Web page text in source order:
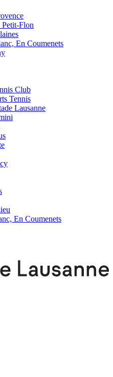
Flon
En Coumenets
Club
Tennis
Lausanne
En Coumenets